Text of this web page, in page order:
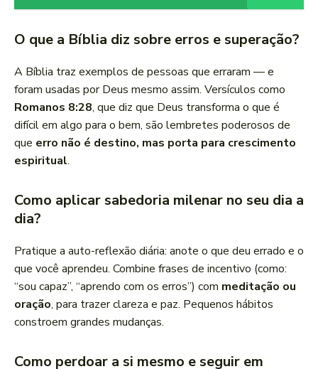
O que a Bíblia diz sobre erros e superação?
A Bíblia traz exemplos de pessoas que erraram — e
foram usadas por Deus mesmo assim. Versículos como
Romanos 8:28, que diz que Deus transforma o que é
difícil em algo para o bem, são lembretes poderosos de
que erro não é destino, mas porta para crescimento
espiritual.
Como aplicar sabedoria milenar no seu dia a
dia?
Pratique a auto-reflexão diária: anote o que deu errado e o
que você aprendeu. Combine frases de incentivo (como:
“sou capaz”, “aprendo com os erros”) com meditação ou
oração, para trazer clareza e paz. Pequenos hábitos
constroem grandes mudanças.
Como perdoar a si mesmo e seguir em